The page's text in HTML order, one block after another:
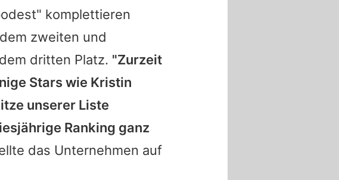
komplettieren
zweiten und
dritten Platz. "Zurzeit
Stars wie Kristin
unserer Liste
Ranking ganz
das Unternehmen auf